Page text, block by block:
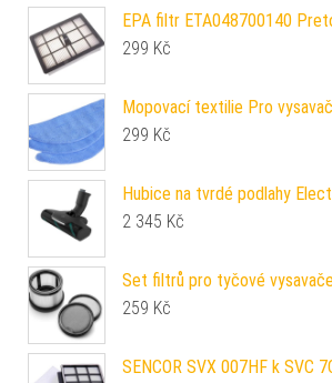
EPA filtr ETA048700140
299 Kč
Mopovací textilie Pro
299 Kč
Hubice na tvrdé podlahy
2 345 Kč
Set filtrů pro tyčové
259 Kč
SENCOR SVX 007HF k SVC